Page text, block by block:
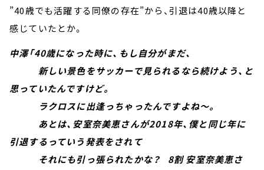
”40歳でも活躍する同僚の存在”から、引退は40歳以降と
感じていたとか。
中澤「40歳になった時に、もし自分がまだ、
新しい景色をサッカーで見られるなら続けよう、と
思っていたんですけど。
ラクロスに出逢っちゃったんですよね～。
あとは、安室奈美恵さんが2018年、僕と同じ年に
引退するっていう発表をされて
それにも引っ張られたかな？ 8割 安室奈美恵さ